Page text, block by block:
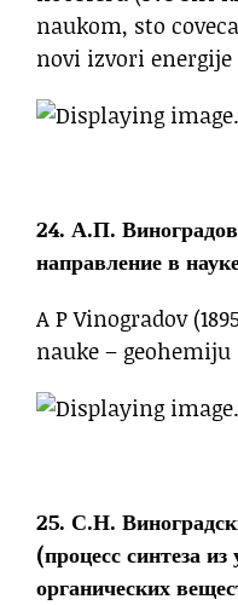
naukom, sto
novi izvori
24. А.П. Виноградов
направление в
A P Vinogradov
nauke – geohemiju
25. С.Н.
(процесс синтеза из
органических